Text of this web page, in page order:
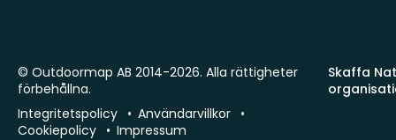
Skaffa
© Outdoormap AB 2014-2026. Alla rättigheter
förbehållna.
Integritetspolicy
Användarvillkor
Cookiepolicy
Impressum